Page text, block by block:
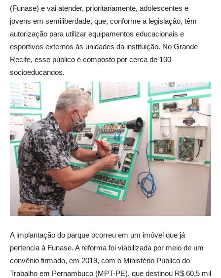
(Funase) e vai atender, prioritariamente, adolescentes e
jovens em semiliberdade, que, conforme a legislação, têm
autorização para utilizar equipamentos educacionais e
esportivos externos às unidades da instituição. No Grande
Recife, esse público é composto por cerca de 100
socioeducandos.
A implantação do parque ocorreu em um imóvel que já
pertencia à Funase. A reforma foi viabilizada por meio de um
convênio firmado, em 2019, com o Ministério Público do
Trabalho em Pernambuco (MPT-PE), que destinou R$ 60,5 mil